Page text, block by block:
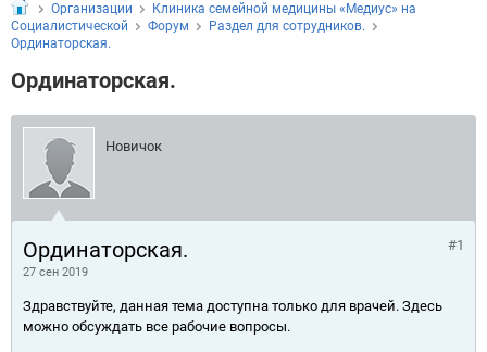
Организации
Клиника семейной медицины «Медиус» на
Социалистической
Форум
Раздел для сотрудников.
Ординаторская.
Ординаторская.
Новичок
Ординаторская.
27 сен 2019
#1
Здравствуйте, данная тема доступна только для врачей. Здесь
можно обсуждать все рабочие вопросы.